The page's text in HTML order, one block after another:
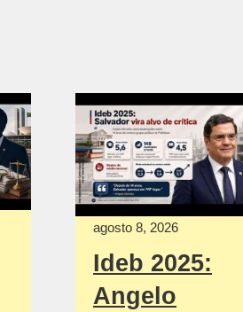
agosto 8, 2026
Ideb 2025:
Angelo